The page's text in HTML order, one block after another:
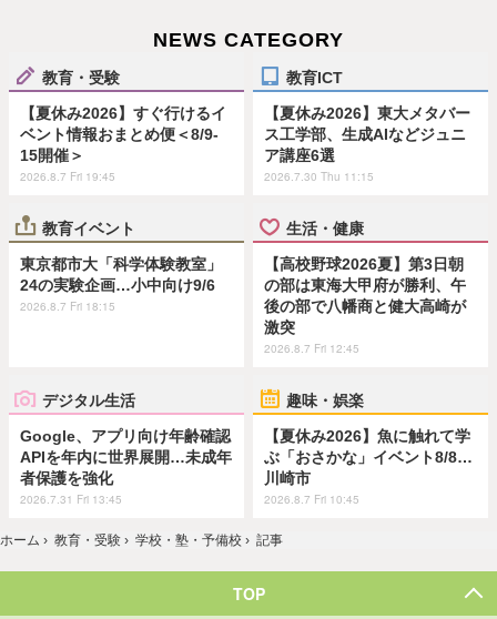
NEWS CATEGORY
教育・受験
【夏休み2026】すぐ行けるイ
ベント情報おまとめ便＜8/9-
15開催＞
2026.8.7 Fri 19:45
教育ICT
【夏休み2026】東大メタバー
ス工学部、生成AIなどジュニ
ア講座6選
2026.7.30 Thu 11:15
教育イベント
東京都市大「科学体験教室」
24の実験企画…小中向け9/6
2026.8.7 Fri 18:15
生活・健康
【高校野球2026夏】第3日朝
の部は東海大甲府が勝利、午
後の部で八幡商と健大高崎が
激突
2026.8.7 Fri 12:45
デジタル生活
Google、アプリ向け年齢確認
APIを年内に世界展開…未成年
者保護を強化
2026.7.31 Fri 13:45
趣味・娯楽
【夏休み2026】魚に触れて学
ぶ「おさかな」イベント8/8…
川崎市
2026.8.7 Fri 10:45
ホーム › 教育・受験 › 学校・塾・予備校 › 記事
TOP